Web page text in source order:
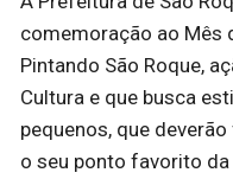
comemoração ao Mês
Pintando São Roque,
Cultura e que busca
pequenos, que
o seu ponto favorito